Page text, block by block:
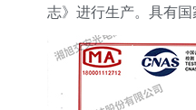
志》进行生产。具有